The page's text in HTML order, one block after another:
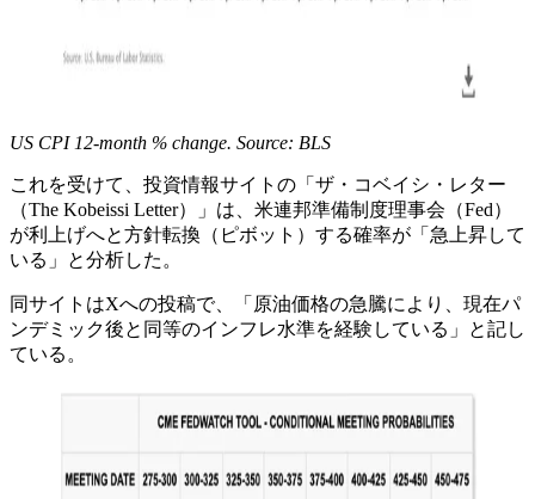
US CPI 12-month % change. Source: BLS
これを受けて、投資情報サイトの「ザ・コベイシ・レター
（The Kobeissi Letter）」は、米連邦準備制度理事会（Fed）
が利上げへと方針転換（ピボット）する確率が「急上昇して
いる」と分析した。
同サイトはXへの投稿で、「原油価格の急騰により、現在パ
ンデミック後と同等のインフレ水準を経験している」と記し
ている。